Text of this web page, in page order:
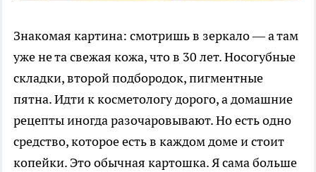
Знакомая картина: смотришь в зеркало — а там
уже не та свежая кожа, что в 30 лет. Носогубные
складки, второй подбородок, пигментные
пятна. Идти к косметологу дорого, а домашние
рецепты иногда разочаровывают. Но есть одно
средство, которое есть в каждом доме и стоит
копейки. Это обычная картошка. Я сама больше